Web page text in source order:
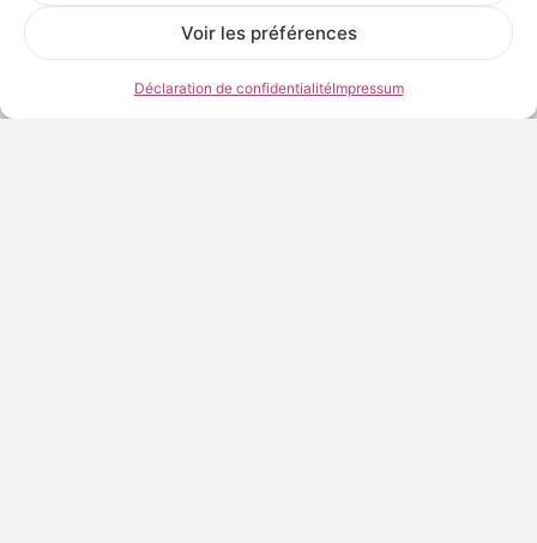
Voir les préférences
Déclaration de confidentialitéImpressum